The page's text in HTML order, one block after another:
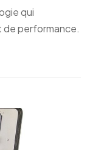
qui
de performance.